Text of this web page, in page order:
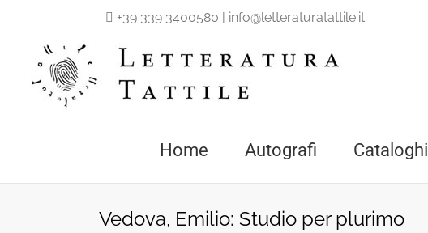
contenuto
+39 339 3400580 | info@letteraturatattile.it
Home Autografi Cataloghi
Vedova, Emilio: Studio per plurimo